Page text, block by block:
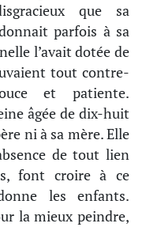
que sa
parfois à sa
l’avait dotée de
tout contre-
et patiente.
âgée de dix-huit
ni à sa mère. Elle
de tout lien
font croire à ce
les enfants.
la mieux peindre,